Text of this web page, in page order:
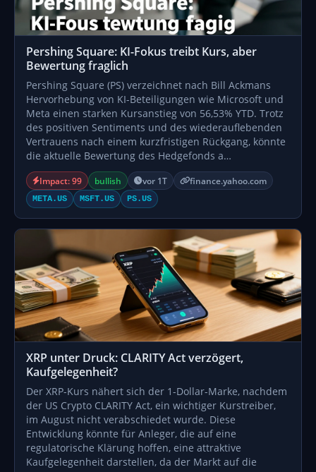
Pershing Square: KI-Fokus treibt Kurs, aber
Bewertung fraglich
Pershing Square (PS) verzeichnet nach Bill Ackmans
Hervorhebung von KI-Beteiligungen wie Microsoft und
Meta einen starken Kursanstieg von 56,53% YTD. Trotz
des positiven Sentiments und des wiederauflebenden
Vertrauens nach einem kurzfristigen Rückgang, könnte
die aktuelle Bewertung des Hedgefonds a…
Impact: 99 bullish vor 1T finance.yahoo.com
META.US MSFT.US PS.US
XRP unter Druck: CLARITY Act verzögert,
Kaufgelegenheit?
Der XRP-Kurs nähert sich der 1-Dollar-Marke, nachdem
der US Crypto CLARITY Act, ein wichtiger Kurstreiber,
im August nicht verabschiedet wurde. Diese
Entwicklung könnte für Anleger, die auf eine
regulatorische Klärung hoffen, eine attraktive
Kaufgelegenheit darstellen, da der Markt auf die